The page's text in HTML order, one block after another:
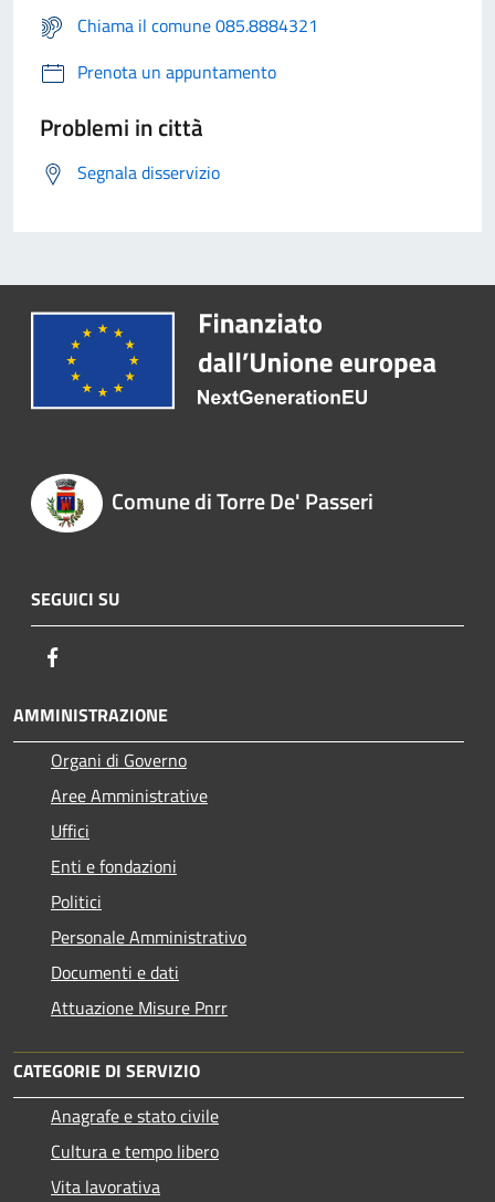
Chiama il comune 085.8884321
Prenota un appuntamento
Problemi in città
Segnala disservizio
Comune di Torre De' Passeri
SEGUICI SU
AMMINISTRAZIONE
Organi di Governo
Aree Amministrative
Uffici
Enti e fondazioni
Politici
Personale Amministrativo
Documenti e dati
Attuazione Misure Pnrr
CATEGORIE DI SERVIZIO
Anagrafe e stato civile
Cultura e tempo libero
Vita lavorativa